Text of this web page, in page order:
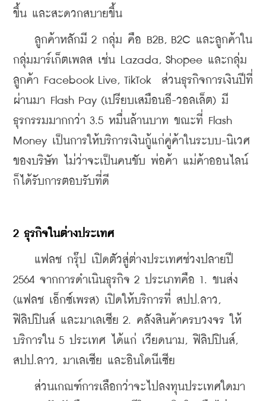
ขึ้น และสะดวกสบายขึ้น
ลูกค้าหลักมี 2 กลุ่ม คือ B2B, B2C และลูกค้าใน
กลุ่มมาร์เก็ตเพลส เช่น Lazada, Shopee และกลุ่ม
ลูกค้า Facebook Live, TikTok  ส่วนธุรกิจการเงินปีที่
ผ่านมา Flash Pay (เปรียบเสมือนอี-วอลเล็ต) มี
ธุรกรรมมากกว่า 3.5 หมื่นล้านบาท ขณะที่ Flash
Money เป็นการให้บริการเงินกู้แก่คู่ค้าในระบบ-นิเวศ
ของบริษัท ไม่ว่าจะเป็นคนขับ พ่อค้า แม่ค้าออนไลน์
ก็ได้รับการตอบรับที่ดี
2 ธุรกิจในต่างประเทศ
แฟลช กรุ๊ป เปิดตัวสู่ต่างประเทศช่วงปลายปี
2564 จากการดำเนินธุรกิจ 2 ประเภทคือ 1. ขนส่ง
(แฟลช เอ็กซ์เพรส) เปิดให้บริการที่ สปป.ลาว,
ฟิลิปปินส์ และมาเลเซีย 2. คลังสินค้าครบวงจร ให้
บริการใน 5 ประเทศ ได้แก่ เวียดนาม, ฟิลิปปินส์,
สปป.ลาว, มาเลเซีย และอินโดนีเซีย
ส่วนเกณฑ์การเลือกว่าจะไปลงทุนประเทศใดมา